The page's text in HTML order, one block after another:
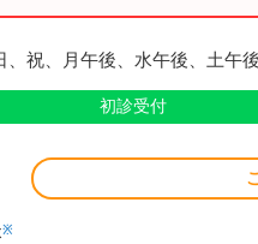
、祝、月午後、水午後、土午後
初診受付
※